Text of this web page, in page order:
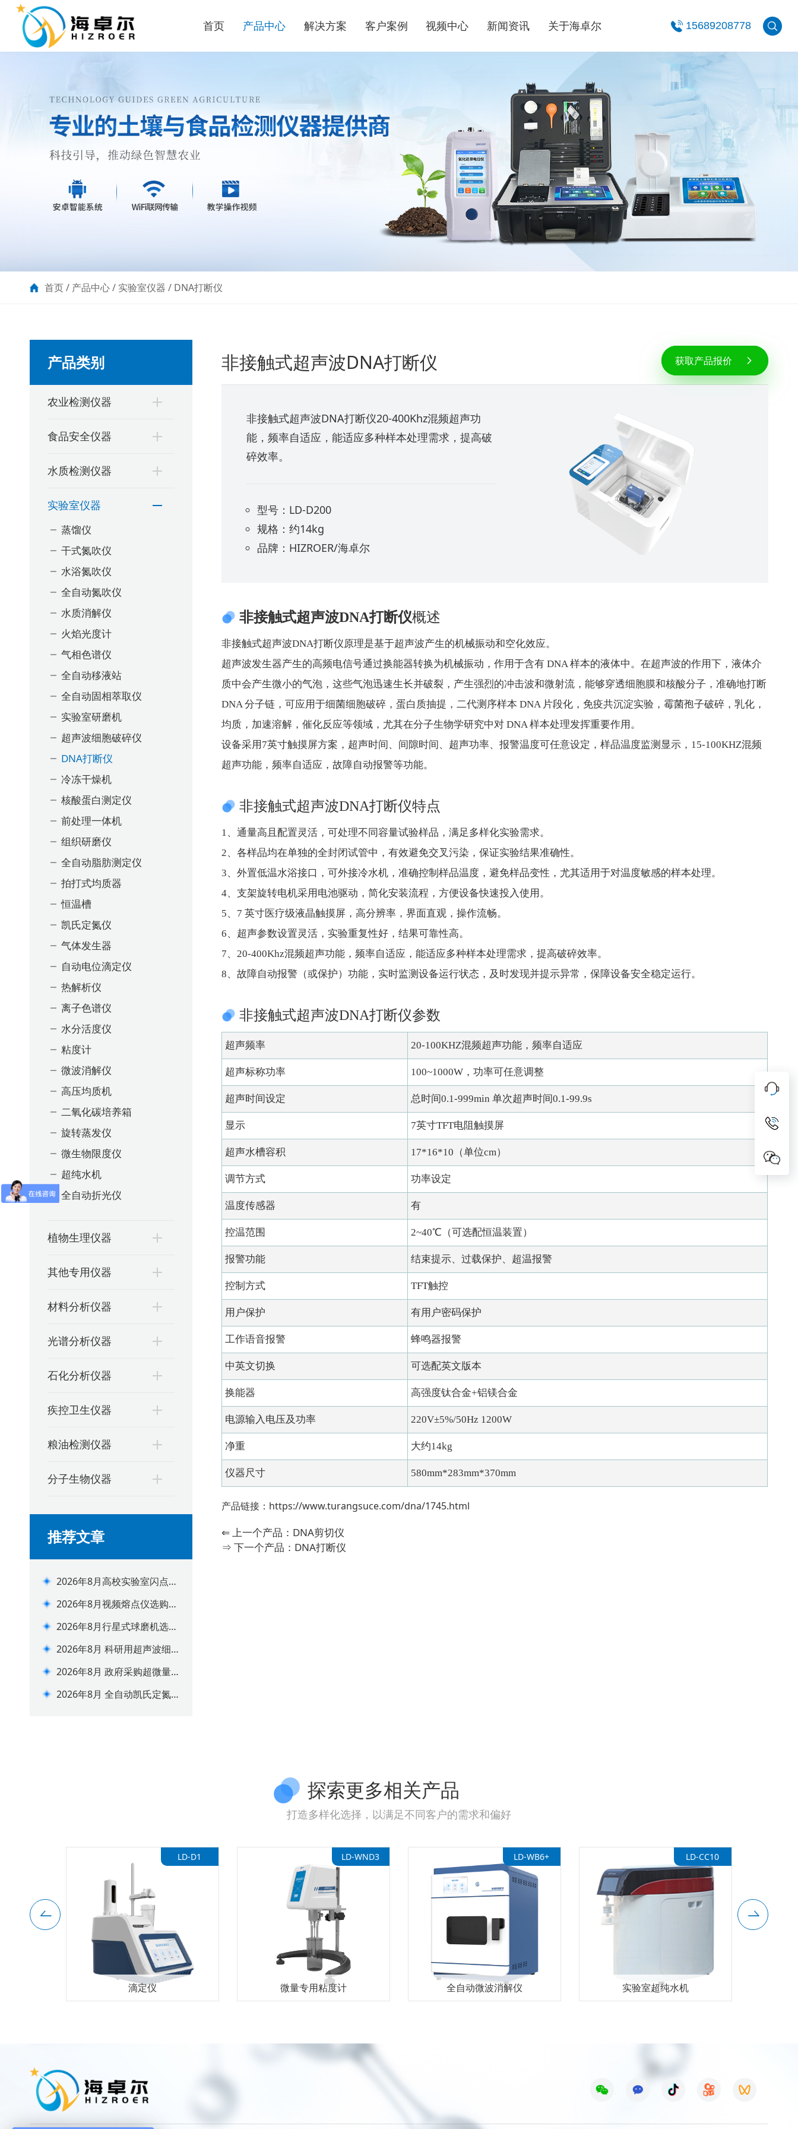
首页 产品中心 解决方案 客户案例 视频中心 新闻资讯 关于海卓尔 15689208778
首页/ 产品中心/ 实验室仪器 / DNA打断仪
产品类别
农业检测仪器
食品安全仪器
水质检测仪器
实验室仪器
蒸馏仪
干式氮吹仪
水浴氮吹仪
全自动氮吹仪
水质消解仪
火焰光度计
气相色谱仪
全自动移液站
全自动固相萃取仪
实验室研磨机
超声波细胞破碎仪
DNA打断仪
冷冻干燥机
核酸蛋白测定仪
前处理一体机
组织研磨仪
全自动脂肪测定仪
拍打式均质器
恒温槽
凯氏定氮仪
气体发生器
自动电位滴定仪
热解析仪
离子色谱仪
水分活度仪
粘度计
微波消解仪
高压均质机
二氧化碳培养箱
旋转蒸发仪
微生物限度仪
超纯水机
全自动折光仪
植物生理仪器
其他专用仪器
材料分析仪器
光谱分析仪器
石化分析仪器
疾控卫生仪器
粮油检测仪器
分子生物仪器
推荐文章
2026年8月高校实验室闪点测
2026年8月视频熔点仪选购攻
2026年8月行星式球磨机选购
2026年8月 科研用超声波细
2026年8月 政府采购超微量
2026年8月 全自动凯氏定氮
非接触式超声波DNA打断仪 获取产品报价
非接触式超声波DNA打断仪20-400Khz混频超声功
能，频率自适应，能适应多种样本处理需求，提高破
碎效率。
型号：LD-D200
规格：约14kg
品牌：HIZROER/海卓尔
非接触式超声波DNA打断仪概述
非接触式超声波DNA打断仪原理是基于超声波产生的机械振动和空化效应。
超声波发生器产生的高频电信号通过换能器转换为机械振动，作用于含有 DNA 样本的液体中。在超声波的作用下，液体介
质中会产生微小的气泡，这些气泡迅速生长并破裂，产生强烈的冲击波和微射流，能够穿透细胞膜和核酸分子，准确地打断
DNA 分子链，可应用于细菌细胞破碎，蛋白质抽提，二代测序样本 DNA 片段化，免疫共沉淀实验，霉菌孢子破碎，乳化，
均质，加速溶解，催化反应等领域，尤其在分子生物学研究中对 DNA 样本处理发挥重要作用。
设备采用7英寸触摸屏方案，超声时间、间隙时间、超声功率、报警温度可任意设定，样品温度监测显示，15-100KHZ混频
超声功能，频率自适应，故障自动报警等功能。
非接触式超声波DNA打断仪特点
1、通量高且配置灵活，可处理不同容量试验样品，满足多样化实验需求。
2、各样品均在单独的全封闭试管中，有效避免交叉污染，保证实验结果准确性。
3、外置低温水浴接口，可外接冷水机，准确控制样品温度，避免样品变性，尤其适用于对温度敏感的样本处理。
4、支架旋转电机采用电池驱动，简化安装流程，方便设备快速投入使用。
5、7 英寸医疗级液晶触摸屏，高分辨率，界面直观，操作流畅。
6、超声参数设置灵活，实验重复性好，结果可靠性高。
7、20-400Khz混频超声功能，频率自适应，能适应多种样本处理需求，提高破碎效率。
8、故障自动报警（或保护）功能，实时监测设备运行状态，及时发现并提示异常，保障设备安全稳定运行。
非接触式超声波DNA打断仪参数
超声频率 20-100KHZ混频超声功能，频率自适应
超声标称功率 100~1000W，功率可任意调整
超声时间设定 总时间0.1-999min 单次超声时间0.1-99.9s
显示 7英寸TFT电阻触摸屏
超声水槽容积 17*16*10（单位cm）
调节方式 功率设定
温度传感器 有
控温范围 2~40℃（可选配恒温装置）
报警功能 结束提示、过载保护、超温报警
控制方式 TFT触控
用户保护 有用户密码保护
工作语音报警 蜂鸣器报警
中英文切换 可选配英文版本
换能器 高强度钛合金+铝镁合金
电源输入电压及功率 220V±5%/50Hz 1200W
净重 大约14kg
仪器尺寸 580mm*283mm*370mm
产品链接： https://www.turangsuce.com/dna/1745.html
⇐ 上一个产品： DNA剪切仪
⇒ 下一个产品： DNA打断仪
探索更多相关产品
打造多样化选择，以满足不同客户的需求和偏好
滴定仪
LD-D1
微量专用粘度计
LD-WND3
全自动微波消解仪
LD-WB6+
实验室超纯水机
LD-CC10